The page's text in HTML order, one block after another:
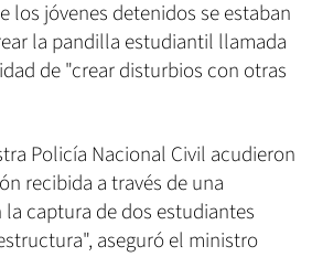
los jóvenes detenidos se estaban
la pandilla estudiantil llamada
de "crear disturbios con otras
Policía Nacional Civil acudieron
recibida a través de una
captura de dos estudiantes
aseguró el ministro